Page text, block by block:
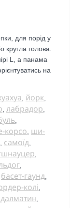
для порід у
кругла голова.
L, а панама
на
йорк
лабрадор
корсо ши-
самоїд
басет-гаунд
колі
далматин